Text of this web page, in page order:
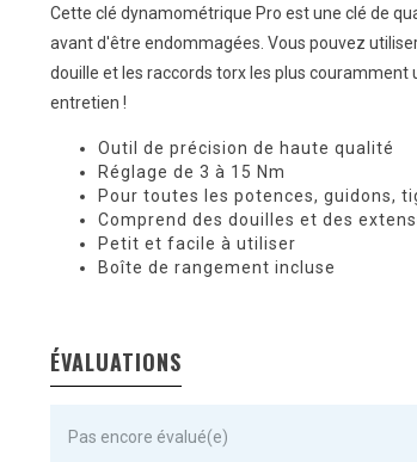
Cette clé dynamométrique Pro est une clé de
avant d'être endommagées. Vous pouvez
douille et les raccords torx les plus couramment
entretien !
Outil de précision de haute qualité
Réglage de 3 à 15 Nm
Pour toutes les potences, guidons,
Comprend des douilles et des
Petit et facile à utiliser
Boîte de rangement incluse
ÉVALUATIONS
Pas encore évalué(e)